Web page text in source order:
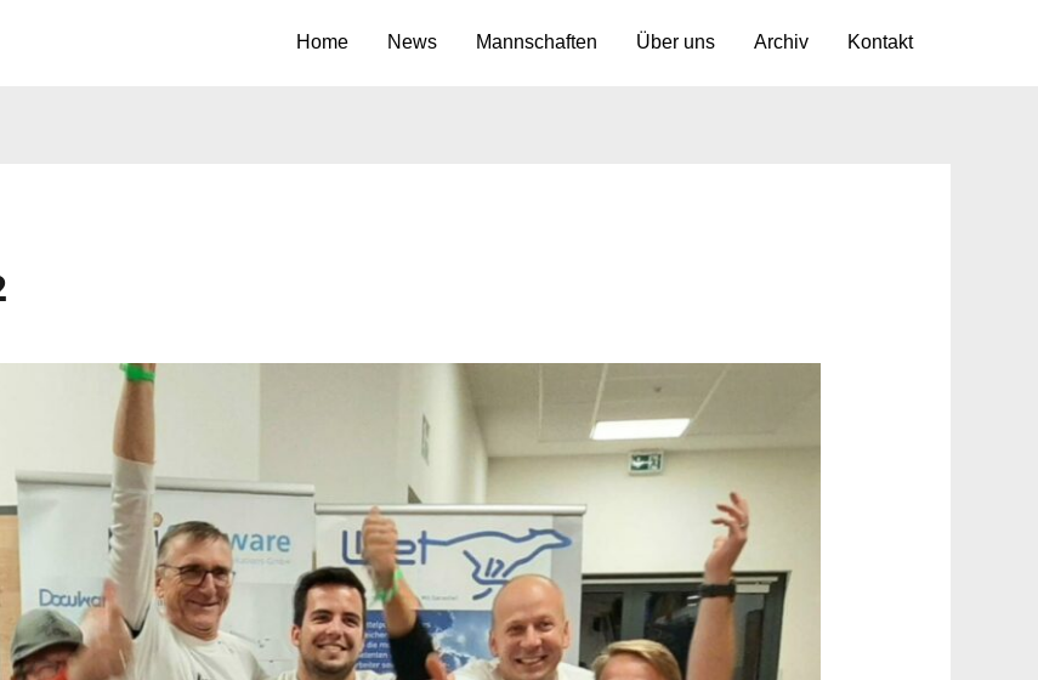
Home News Mannschaften Über uns Archiv Kontakt